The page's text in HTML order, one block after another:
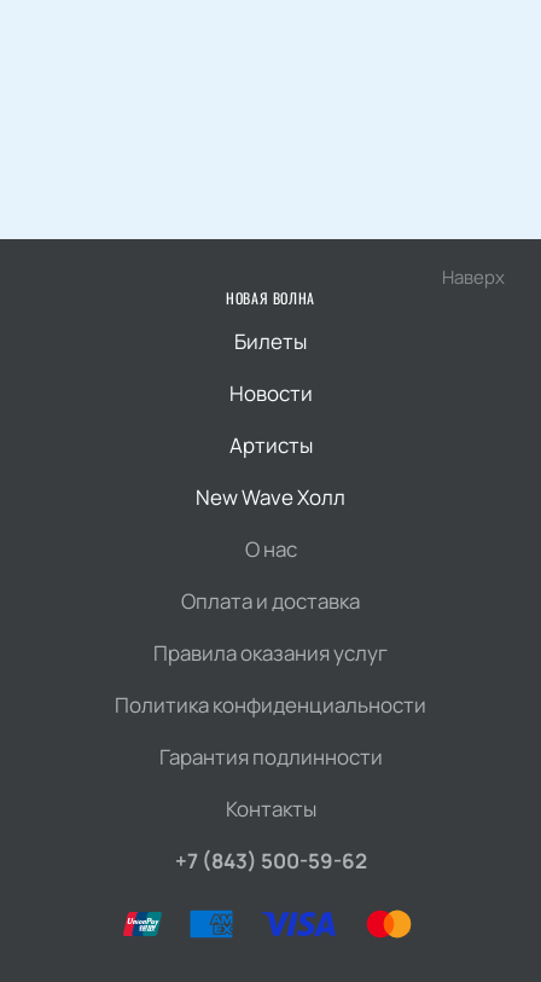
Наверх
НОВАЯ ВОЛНА
Билеты
Новости
Артисты
New Wave Холл
О нас
Оплата и доставка
Правила оказания услуг
Политика конфиденциальности
Гарантия подлинности
Контакты
+7 (843) 500-59-62